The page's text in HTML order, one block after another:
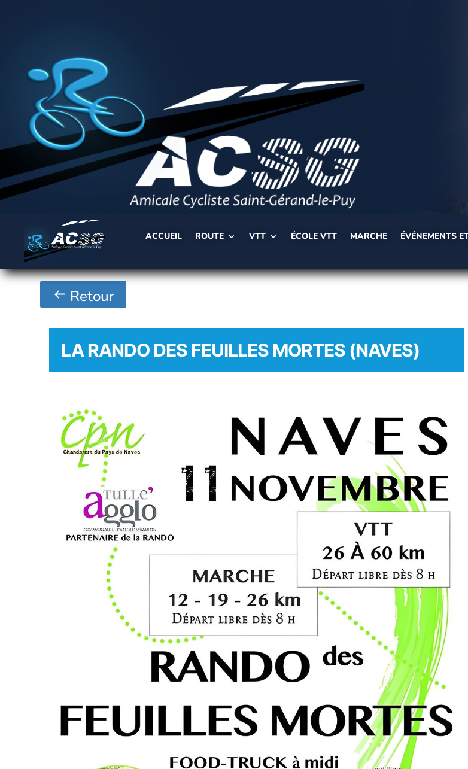
ACCUEIL ROUTE VTT ÉCOLE VTT MARCHE ÉVÉNEMENTS
Retour
LA RANDO DES FEUILLES MORTES (NAVES)